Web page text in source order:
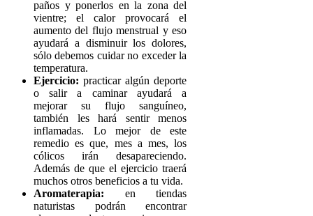
paños y ponerlos en la zona del
vientre; el calor provocará el
aumento del flujo menstrual y eso
ayudará a disminuir los dolores,
sólo debemos cuidar no exceder la
temperatura.
Ejercicio:practicar algún deporte
o salir a caminar ayudará a
mejorar su flujo sanguíneo,
también les hará sentir menos
inflamadas. Lo mejor de este
remedio es que, mes a mes, los
cólicos irán desapareciendo.
Además de que el ejercicio traerá
muchos otros beneficios a tu vida.
Aromaterapia: en tiendas
naturistas podrán encontrar